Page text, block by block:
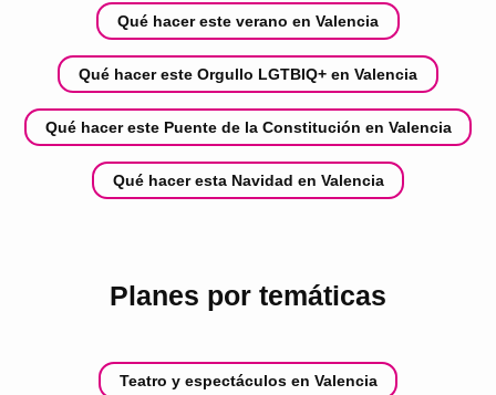
Qué hacer este verano en Valencia
Qué hacer este Orgullo LGTBIQ+ en Valencia
Qué hacer este Puente de la Constitución en Valencia
Qué hacer esta Navidad en Valencia
Planes por temáticas
Teatro y espectáculos en Valencia